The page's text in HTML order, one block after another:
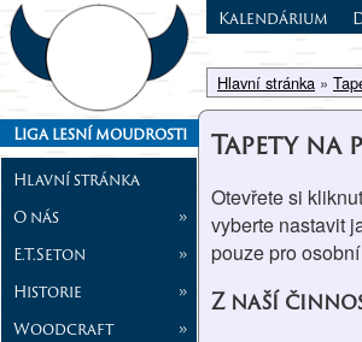
Liga lesní moudrosti
Hlavní stránka
O nás
»
E.T.Seton
»
Historie
»
Woodcraft
»
Kalendárium
Hlavní stránka »
Tapety na
Otevřete si
vyberte nastavit
pouze pro
Z naší